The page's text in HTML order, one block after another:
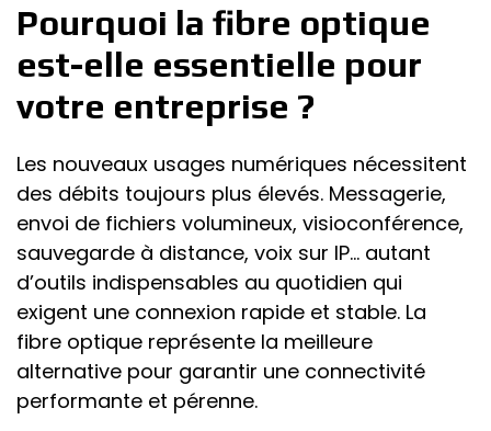
Pourquoi la fibre optique
est-elle essentielle pour
votre entreprise ?
Les nouveaux usages numériques nécessitent
des débits toujours plus élevés. Messagerie,
envoi de fichiers volumineux, visioconférence,
sauvegarde à distance, voix sur IP… autant
d’outils indispensables au quotidien qui
exigent une connexion rapide et stable. La
fibre optique représente la meilleure
alternative pour garantir une connectivité
performante et pérenne.